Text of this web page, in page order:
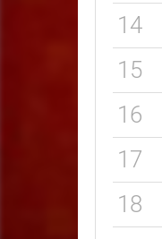
14
15
16
17
18